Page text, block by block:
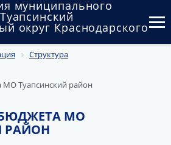
муниципального
округ Краснодарского
контроль
Структура
Туапсинский район
МО
РАЙОН